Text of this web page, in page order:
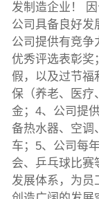
发制造企业！
公司具备良好发
公司提供有竞争
优秀评选表彰奖
假，以及过节福
保（养老、医疗
金；4、公司提
备热水器、空调
车；5、公司每
会、乒乓球比赛
发展体系，为员